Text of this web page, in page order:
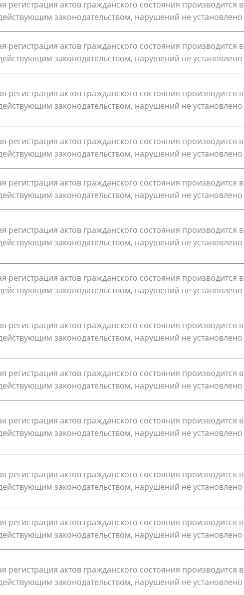
регистрация актов гражданского состояния производится в
законодательством, нарушений не установлено
регистрация актов гражданского состояния производится в
законодательством, нарушений не установлено
регистрация актов гражданского состояния производится в
законодательством, нарушений не установлено
регистрация актов гражданского состояния производится в
законодательством, нарушений не установлено
регистрация актов гражданского состояния производится в
законодательством, нарушений не установлено
регистрация актов гражданского состояния производится в
законодательством, нарушений не установлено
регистрация актов гражданского состояния производится в
законодательством, нарушений не установлено
регистрация актов гражданского состояния производится в
законодательством, нарушений не установлено
регистрация актов гражданского состояния производится в
законодательством, нарушений не установлено
регистрация актов гражданского состояния производится в
законодательством, нарушений не установлено
регистрация актов гражданского состояния производится в
законодательством, нарушений не установлено
регистрация актов гражданского состояния производится в
законодательством, нарушений не установлено
регистрация актов гражданского состояния производится в
законодательством, нарушений не установлено